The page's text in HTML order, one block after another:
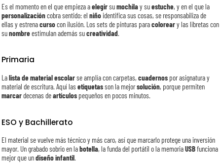
Es el momento en el que empieza aelegirsumochilay suestuche, y en el que la
personalizacióncobra sentido: elniñoidentifica sus cosas, se responsabiliza de
ellas y estrenacursocon ilusión. Los sets de pinturas paracoloreary las libretas con
sunombreestimulan además sucreatividad.
Primaria
Lalista de material escolarse amplía con carpetas,cuadernos por asignatura y
material de escritura. Aquí lasetiquetasson la mejorsolución, porque permiten
marcardecenas deartículos pequeños en pocos minutos.
ESO y Bachillerato
El material se vuelve más técnico y más caro, así que marcarlo protege una inversión
mayor. Un grabado sobrio en labotella, la funda del portátil o la memoriaUSBfunciona
mejor que undiseñoinfantil.